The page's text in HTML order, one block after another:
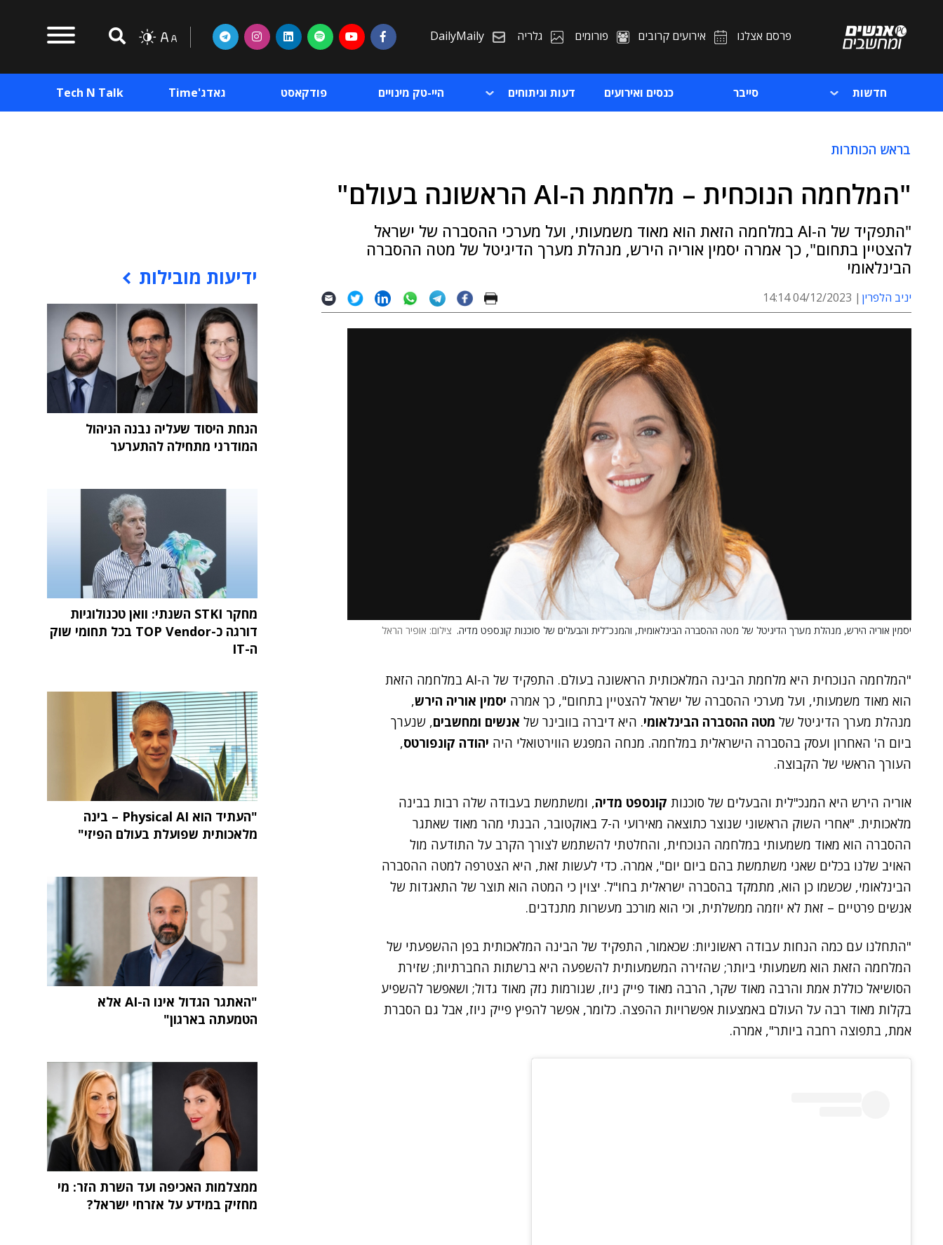
פרסם אצלנו אירועים קרובים פורומים גלריה DailyMaily
חדשות סייבר כנסים ואירועים דעות וניתוחים היי-טק מינויים פודקאסט גאדג'Time Tech N Talk
בראש הכותרות
"המלחמה הנוכחית – מלחמת ה-AI הראשונה בעולם"
"התפקיד של ה-AI במלחמה הזאת הוא מאוד משמעותי, ועל מערכי ההסברה של ישראל
להצטיין בתחום", כך אמרה יסמין אוריה הירש, מנהלת מערך הדיגיטל של מטה ההסברה
הבינלאומי
יניב הלפרין 04/12/2023 14:14
יסמין אוריה הירש, מנהלת מערך הדיגיטל של מטה ההסברה הבינלאומית, והמנכ"לית והבעלים של סוכנות קונספט מדיה. צילום: אופיר הראל
"המלחמה הנוכחית היא מלחמת הבינה המלאכותית הראשונה בעולם. התפקיד של ה-AI במלחמה הזאת
הוא מאוד משמעותי, ועל מערכי ההסברה של ישראל להצטיין בתחום", כך אמרה יסמין אוריה הירש,
מנהלת מערך הדיגיטל של מטה ההסברה הבינלאומי. היא דיברה בוובינר של אנשים ומחשבים, שנערך
ביום ה' האחרון ועסק בהסברה הישראלית במלחמה. מנחה המפגש הווירטואלי היה יהודה קונפורטס,
העורך הראשי של הקבוצה.
אוריה הירש היא המנכ"לית והבעלים של סוכנות קונספט מדיה, ומשתמשת בעבודה שלה רבות בבינה
מלאכותית. "אחרי השוק הראשוני שנוצר כתוצאה מאירועי ה-7 באוקטובר, הבנתי מהר מאוד שאתגר
ההסברה הוא מאוד משמעותי במלחמה הנוכחית, והחלטתי להשתמש לצורך הקרב על התודעה מול
האויב שלנו בכלים שאני משתמשת בהם ביום יום", אמרה. כדי לעשות זאת, היא הצטרפה למטה ההסברה
הבינלאומי, שכשמו כן הוא, מתמקד בהסברה ישראלית בחו"ל. יצוין כי המטה הוא תוצר של התאגדות של
אנשים פרטיים – זאת לא יוזמה ממשלתית, וכי הוא מורכב מעשרות מתנדבים.
"התחלנו עם כמה הנחות עבודה ראשוניות: שכאמור, התפקיד של הבינה המלאכותית בפן ההשפעתי של
המלחמה הזאת הוא משמעותי ביותר; שהזירה המשמעותית להשפעה היא ברשתות החברתיות; שזירת
הסושיאל כוללת אמת והרבה מאוד שקר, הרבה מאוד פייק ניוז, שגורמות נזק מאוד גדול; ושאפשר להשפיע
בקלות מאוד רבה על העולם באמצעות אפשרויות ההפצה. כלומר, אפשר להפיץ פייק ניוז, אבל גם הסברת
אמת, בתפוצה רחבה ביותר", אמרה.
ידיעות מובילות
הנחת היסוד שעליה נבנה הניהול
המודרני מתחילה להתערער
מחקר STKI השנתי: וואן טכנולוגיות
דורגה כ-TOP Vendor בכל תחומי שוק
ה-IT
"העתיד הוא Physical AI – בינה
מלאכותית שפועלת בעולם הפיזי"
"האתגר הגדול אינו ה-AI אלא
הטמעתה בארגון"
ממצלמות האכיפה ועד השרת הזר: מי
מחזיק במידע על אזרחי ישראל?